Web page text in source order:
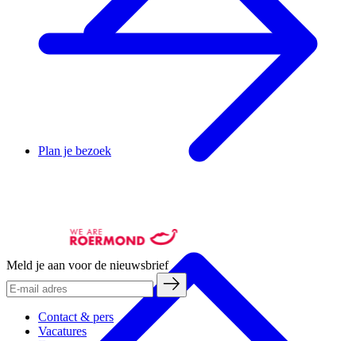
Plan je bezoek
Meld je aan voor de nieuwsbrief
Contact & pers
Vacatures